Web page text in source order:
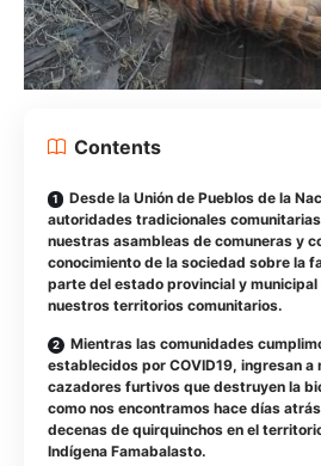
Contents
Desde la Unión de Pueblos de la
autoridades tradicionales
nuestras asambleas de comuneras y
conocimiento de la sociedad sobre la
parte del estado provincial y municipal
nuestros territorios comunitarios.
Mientras las comunidades
establecidos por COVID19, ingresan
cazadores furtivos que destruyen la
como nos encontramos hace días
decenas de quirquinchos en el
Indígena Famabalasto.